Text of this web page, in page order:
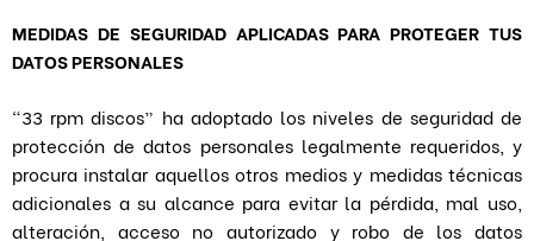
MEDIDAS DE SEGURIDAD APLICADAS PARA PROTEGER TUS
DATOS PERSONALES
“33 rpm discos” ha adoptado los niveles de seguridad de
protección de datos personales legalmente requeridos, y
procura instalar aquellos otros medios y medidas técnicas
adicionales a su alcance para evitar la pérdida, mal uso,
alteración, acceso no autorizado y robo de los datos